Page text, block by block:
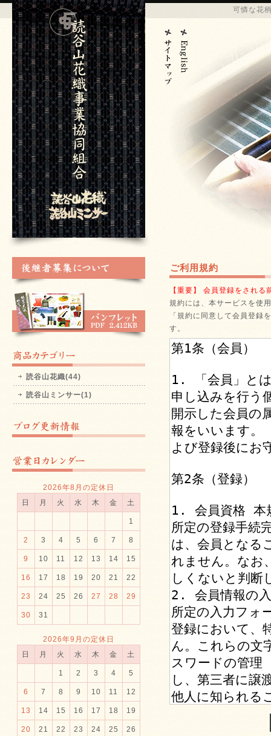
可憐な花
ご利用規約
【重要】 会員登録をされ
規約には、本サービスを使
「規約に同意して会員登録
す。
読谷山花織(44)
読谷山ミンサー(1)
2026年8月の定休日
日
月 火 水 木 金 土
1
2 3 4 5 6 7 8
9 10 11 12 13 14 15
16 17 18 19 20 21 22
23 24 25 26 27 28 29
30 31
2026年9月の定休日
日
月 火 水 木 金 土
1 2 3 4 5
6 7 8 9 10 11 12
13 14 15 16 17 18 19
20 21 22 23 24 25 26